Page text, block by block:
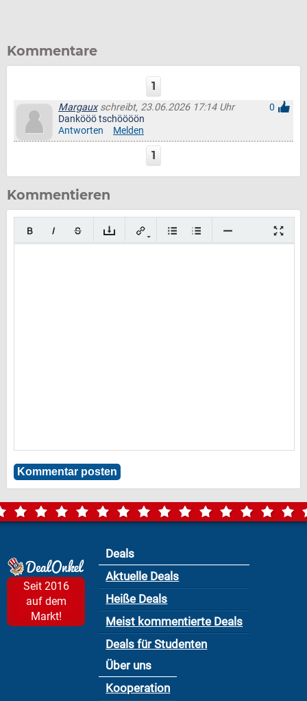
Kommentare
1
Margauxschreibt, 23.06.2026 17:14 Uhr
0
Dankööö tschöööön
Antworten
Melden
1
Kommentieren
Seit 2016
auf dem
Markt!
Deals
Aktuelle Deals
Heiße Deals
Meist kommentierte Deals
Deals für Studenten
Über uns
Kooperation